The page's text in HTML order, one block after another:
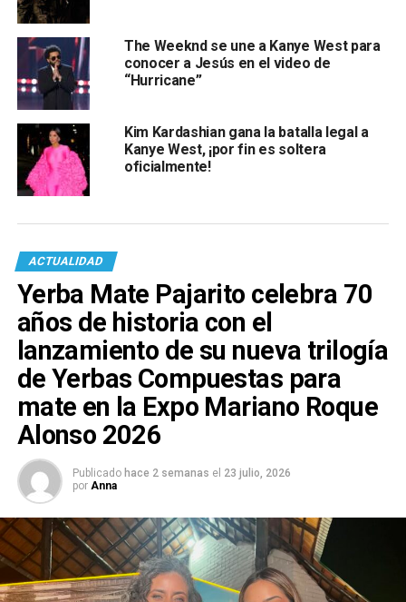
The Weeknd se une a Kanye West para
conocer a Jesús en el video de
“Hurricane”
Kim Kardashian gana la batalla legal a
Kanye West, ¡por fin es soltera
oficialmente!
ACTUALIDAD
Yerba Mate Pajarito celebra 70
años de historia con el
lanzamiento de su nueva trilogía
de Yerbas Compuestas para
mate en la Expo Mariano Roque
Alonso 2026
Publicado hace 2 semanas el 23 julio, 2026
por Anna